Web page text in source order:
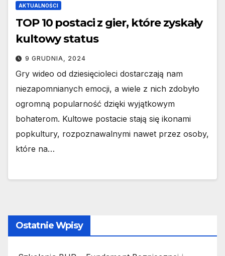
AKTUALNOŚCI
TOP 10 postaci z gier, które zyskały
kultowy status
9 GRUDNIA, 2024
Gry wideo od dziesięcioleci dostarczają nam
niezapomnianych emocji, a wiele z nich zdobyło
ogromną popularność dzięki wyjątkowym
bohaterom. Kultowe postacie stają się ikonami
popkultury, rozpoznawalnymi nawet przez osoby,
które na…
Ostatnie Wpisy